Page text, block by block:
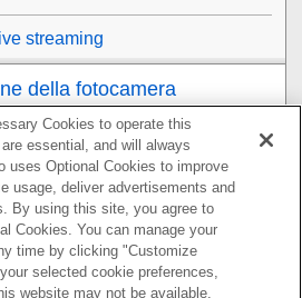
streaming
della fotocamera
della fotocamera
con uno smartphone
Cookies to operate this
essential, and will always
uses Optional Cookies to improve
usage, deliver advertisements and
By using this site, you agree to
Cookies. You can manage your
time by clicking "Customize
selected cookie preferences,
website may not be available.